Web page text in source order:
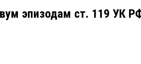
эпизодам ст. 119 УК